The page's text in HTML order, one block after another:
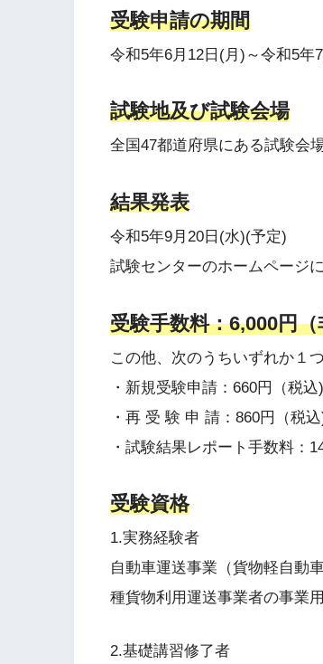
受験申請の期間
令和5年6月12日(月)～令和5年
試験地及び試験会場
全国47都道府県にある試験会
結果発表
令和5年9月20日(水)(予定)
試験センターのホームページ
受験手数料：6,000円
この他、次のうちいずれか１
・新規受験申請：660円（税込
・再 受 験 申 請：860円（税
・試験結果レポート手数料：
受験資格
1.実務経験者
自動車運送事業（貨物軽自動
種貨物利用運送事業者の事業
2.基礎講習修了者